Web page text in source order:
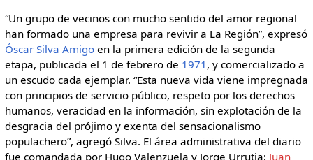
“Un grupo de vecinos con mucho sentido del amor regional
han formado una empresa para revivir a La Región”, expresó
Óscar Silva Amigoen la primera edición de la segunda
etapa, publicada el 1 de febrero de 1971 , y comercializado a
un escudo cada ejemplar. “Esta nueva vida viene impregnada
con principios de servicio público, respeto por los derechos
humanos, veracidad en la información, sin explotación de la
desgracia del prójimo y exenta del sensacionalismo
populachero”, agregó Silva. El área administrativa del diario
fue comandada por Hugo Valenzuela y Jorge Urrutia; Juan